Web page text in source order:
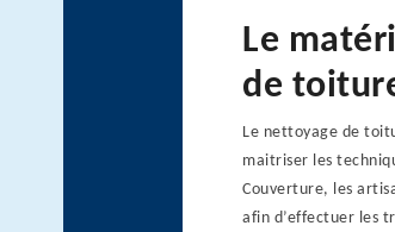
Le
de
Le nettoyage de
maitriser les
Couverture, les
afin d’effectuer les